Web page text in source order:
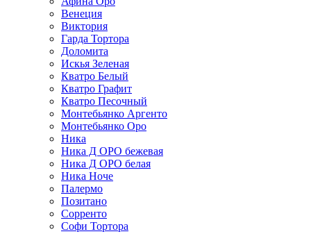
Венеция
Виктория
Гарда Тортора
Доломита
Искья Зеленая
Кватро Белый
Кватро Графит
Кватро Песочный
Монтебьянко Аргенто
Монтебьянко Оро
Ника
Ника Д ОРО бежевая
Ника Д ОРО белая
Ника Ноче
Палермо
Позитано
Сорренто
Софи Тортора